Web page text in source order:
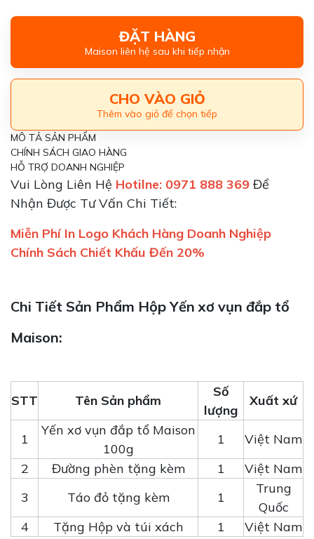
ĐẶT HÀNG
Maison liên hệ sau khi tiếp nhận
CHO VÀO GIỎ
Thêm vào giỏ để chọn tiếp
MÔ TẢ SẢN PHẨM
CHÍNH SÁCH GIAO HÀNG
HỖ TRỢ DOANH NGHIỆP
Vui Lòng Liên Hệ Hotilne: 0971 888 369 Để
Nhận Được Tư Vấn Chi Tiết:
Miễn Phí In Logo Khách Hàng Doanh Nghiệp
Chính Sách Chiết Khấu Đến 20%
Chi Tiết Sản Phẩm Hộp Yến xơ vụn đắp tổ
Maison:
STT Tên Sản phẩm
Số
lượng
Xuất xứ
1
Yến xơ vụn đắp tổ Maison
100g
1
Việt Nam
2
Đường phèn tặng kèm 1
Việt Nam
3
Táo đỏ tặng kèm 1
Trung
Quốc
4
Tặng Hộp và túi xách 1 Việt Nam